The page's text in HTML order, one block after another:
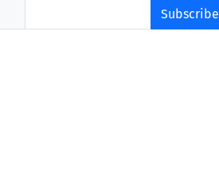
Subscribe